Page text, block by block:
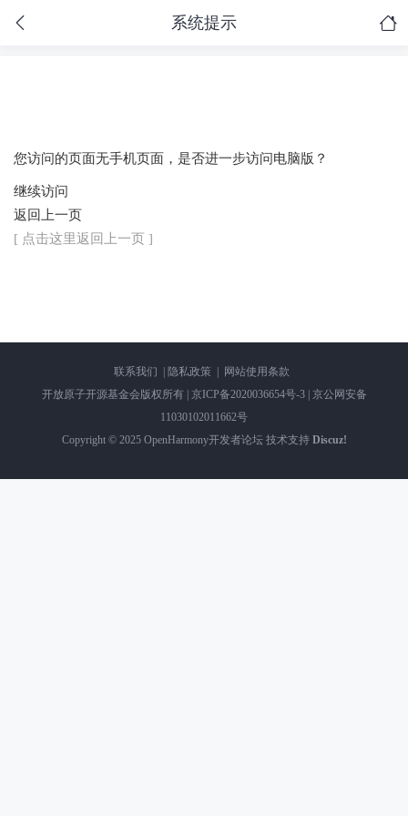
系统提示
您访问的页面无手机页面，是否进一步访问电脑版？
继续访问
返回上一页
[ 点击这里返回上一页 ]
联系我们 隐私政策
网站使用条款
开放原子开源基金会版权所有 | 京ICP备2020036654号-3 | 京公网安备
11030102011662号
Copyright © 2025 OpenHarmony开发者论坛技术支持 Discuz!